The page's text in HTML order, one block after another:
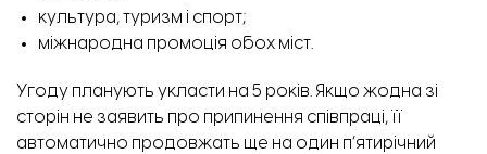
культура, туризм і спорт;
міжнародна промоція обох міст.
Угоду планують укласти на 5 років. Якщо жодна зі
сторін не заявить про припинення співпраці, її
автоматично продовжать ще на один п’ятирічний